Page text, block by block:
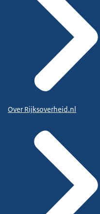
Over Rijksoverheid.nl